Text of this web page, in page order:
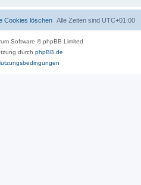
Alle Zeiten sind UTC+01:00
Cookies löschen
Software © phpBB Limited
durch phpBB.de